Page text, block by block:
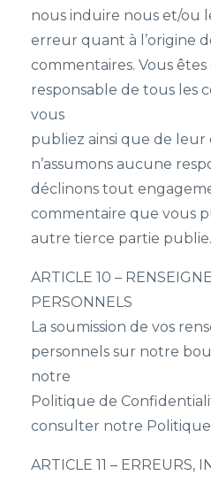
nous induire nous et/ou
erreur quant à l’origine
commentaires. Vous
responsable de tous les
vous
publiez ainsi que de leur
n’assumons aucune
déclinons tout
commentaire que vous
autre tierce partie publie.
ARTICLE 10 –
PERSONNELS
La soumission de vos
personnels sur notre
notre
Politique de
consulter notre
ARTICLE 11 – ERREURS,